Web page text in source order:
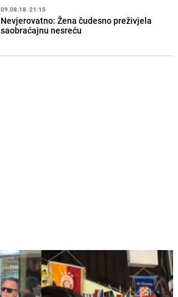
09.08.18. 21:15
Nevjerovatno: Žena čudesno preživjela
saobraćajnu nesreću